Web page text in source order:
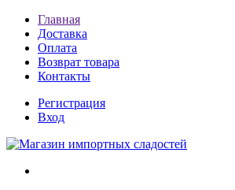
Главная
Доставка
Оплата
Возврат товара
Контакты
Регистрация
Вход